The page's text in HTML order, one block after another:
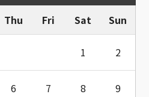
Thu Fri Sat Sun
1 2
6 7 8 9